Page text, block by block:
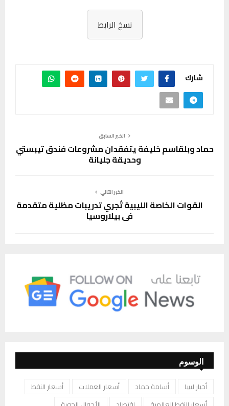
نسخ الرابط
شارك
الخبر السابق
حماد وبلقاسم خليفة يتفقدان مشروعات فندق تيبستي
وحديقة جليانة
الخبر التالي
القوات الخاصة الليبية تُجري تدريبات مظلية متقدمة
في بيلاروسيا
الوسوم
أخبار ليبيا أسامة حماد أسعار العملات
أسعار النفط